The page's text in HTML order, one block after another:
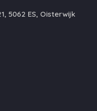
5062 ES, Oisterwijk